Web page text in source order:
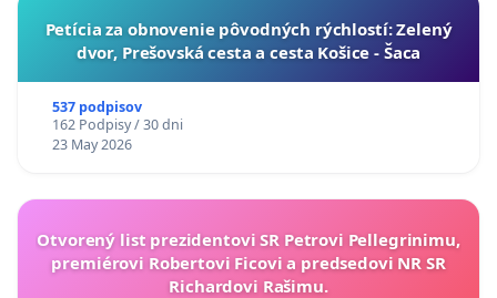
​Petícia za obnovenie pôvodných rýchlostí: Zelený
dvor, Prešovská cesta a cesta Košice - Šaca
537 podpisov
162 Podpisy / 30 dni
23 May 2026
Otvorený list prezidentovi SR Petrovi Pellegrinimu,
premiérovi Robertovi Ficovi a predsedovi NR SR
Richardovi Rašimu.